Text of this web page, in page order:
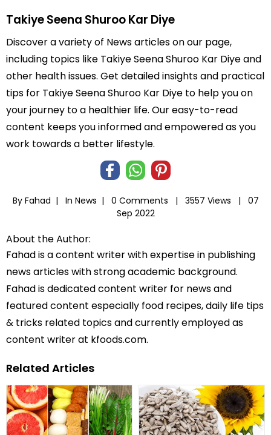
Takiye Seena Shuroo Kar Diye
Discover a variety of News articles on our page,
including topics like Takiye Seena Shuroo Kar Diye and
other health issues. Get detailed insights and practical
tips for Takiye Seena Shuroo Kar Diye to help you on
your journey to a healthier life. Our easy-to-read
content keeps you informed and empowered as you
work towards a better lifestyle.
By Fahad | In News | 0 Comments | 3557 Views |
07
Sep 2022
About the Author:
Fahad is a content writer with expertise in publishing
news articles with strong academic background.
Fahad is dedicated content writer for news and
featured content especially food recipes, daily life tips
& tricks related topics and currently employed as
content writer at kfoods.com.
Related Articles